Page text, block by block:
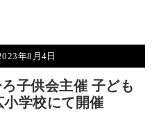
年8月4日
子供会主催 子ども
学校にて開催